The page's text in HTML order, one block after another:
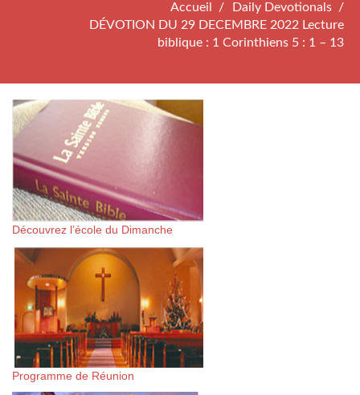
Accueil
Daily Devotionals
DÉVOTION DU 29 DECEMBRE 2022 Lecture
biblique : 1 Corinthiens 5 : 1 – 13
Découvrez l’école du Dimanche
Programme de Réunion